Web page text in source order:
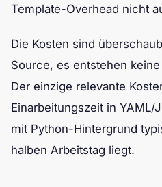
Template-Overhead nicht
Die Kosten sind
Source, es entstehen
Der einzige relevante
Einarbeitungszeit in
mit Python-Hintergrund
halben Arbeitstag liegt.